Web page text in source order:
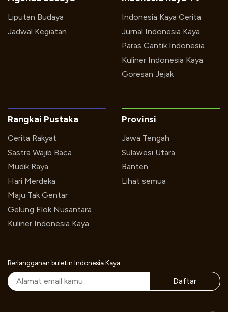
Indonesia Kaya Cerita
Jurnal Indonesia Kaya
Paras Cantik Indonesia
Kuliner Indonesia Kaya
Goresan Jejak
Liputan Budaya
Jadwal Kegiatan
Rangkai Pustaka
Cerita Rakyat
Sastra Wajib Baca
Mudik Raya
Hari Merdeka
Maju Tak Gentar
Gelung Elok Nusantara
Kuliner Indonesia Kaya
Provinsi
Jawa Tengah
Sulawesi Utara
Banten
Lihat semua
Berlangganan buletin Indonesia Kaya
Daftar